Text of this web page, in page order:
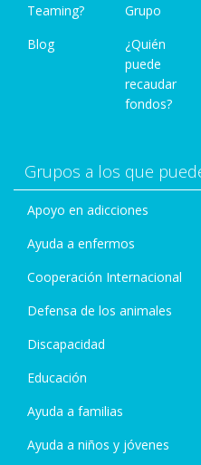
Teaming?
Blog
Grupo
¿Quién
puede
recaudar
fondos?
Grupos a los que
Apoyo en adicciones
Ayuda a enfermos
Cooperación Internacional
Defensa de los animales
Discapacidad
Educación
Ayuda a familias
Ayuda a niños y jóvenes